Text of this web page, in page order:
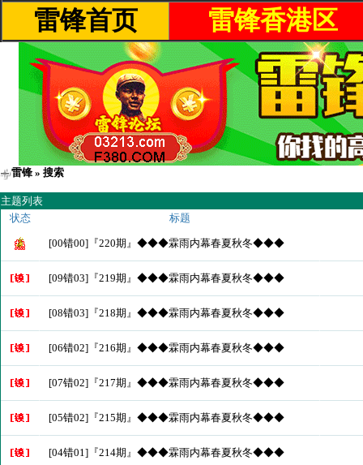
雷锋首页 雷锋香港区
雷锋 » 搜索
主题列表
状态
标题
[00错00]『220期』◆◆◆霖雨内幕春夏秋冬◆◆◆
[09错03]『219期』◆◆◆霖雨内幕春夏秋冬◆◆◆
[08错03]『218期』◆◆◆霖雨内幕春夏秋冬◆◆◆
[06错02]『216期』◆◆◆霖雨内幕春夏秋冬◆◆◆
[07错02]『217期』◆◆◆霖雨内幕春夏秋冬◆◆◆
[05错02]『215期』◆◆◆霖雨内幕春夏秋冬◆◆◆
[04错01]『214期』◆◆◆霖雨内幕春夏秋冬◆◆◆